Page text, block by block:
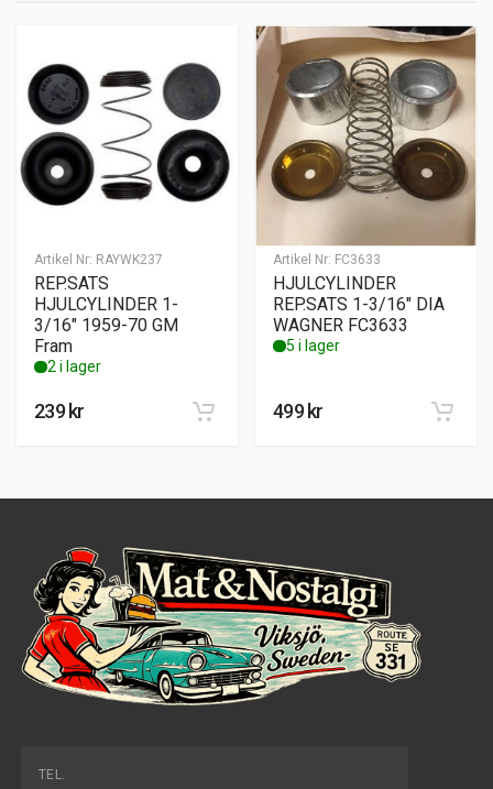
Artikel Nr: RAYWK237
REP.SATS
HJULCYLINDER 1-
3/16″ 1959-70 GM
Fram
2 i lager
239 kr
Artikel Nr: FC3633
HJULCYLINDER
REP.SATS 1-3/16″ DIA
WAGNER FC3633
5 i lager
499 kr
TEL.